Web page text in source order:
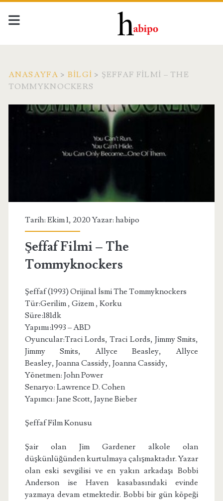
ANASAYFA > BILGI > ŞEFFAF FILMI – THE
TOMMYKNOCKERS
Tarih: Ekim 1, 2020 Yazar: habipo
Şeffaf Filmi – The
Tommyknockers
Şeffaf (1993) Orijinal İsmi The Tommyknockers
Tür:Gerilim , Gizem , Korku
Süre:181dk
Yapımı:1993 – ABD
Oyuncular:Traci Lords, Traci Lords, Jimmy Smits,
Jimmy Smits, Allyce Beasley, Allyce
Beasley, Joanna Cassidy, Joanna Cassidy,
Yönetmen: John Power
Senaryo: Lawrence D. Cohen
Yapımcı: Jane Scott, Jayne Bieber
Şeffaf Film Konusu
Şair olan Jim Gardener alkole olan
düşkünlüğünden kurtulmaya çalışmaktadır. Yazar
olan eski sevgilisi ve en yakın arkadaşı Bobbi
Anderson ise Haven kasabasındaki evinde
yazmaya devam etmektedir. Bobbi bir gün köpeği